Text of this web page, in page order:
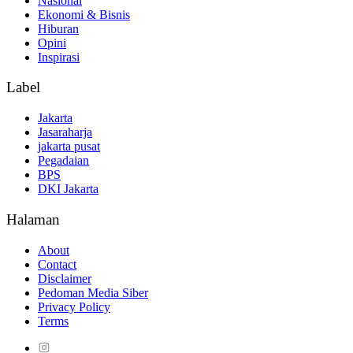
Ekonomi & Bisnis
Hiburan
Opini
Inspirasi
Label
Jakarta
Jasaraharja
jakarta pusat
Pegadaian
BPS
DKI Jakarta
Halaman
About
Contact
Disclaimer
Pedoman Media Siber
Privacy Policy
Terms